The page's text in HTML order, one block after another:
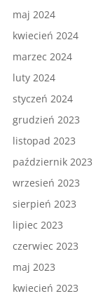
maj 2024
kwiecień 2024
marzec 2024
luty 2024
styczeń 2024
grudzień 2023
listopad 2023
październik 2023
wrzesień 2023
sierpień 2023
lipiec 2023
czerwiec 2023
maj 2023
kwiecień 2023